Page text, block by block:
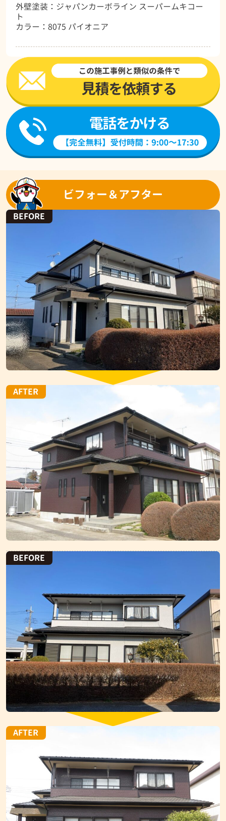
外壁塗装：ジャパンカーボライン スーパームキコー
ト
カラー：8075 パイオニア
ビフォー＆アフター